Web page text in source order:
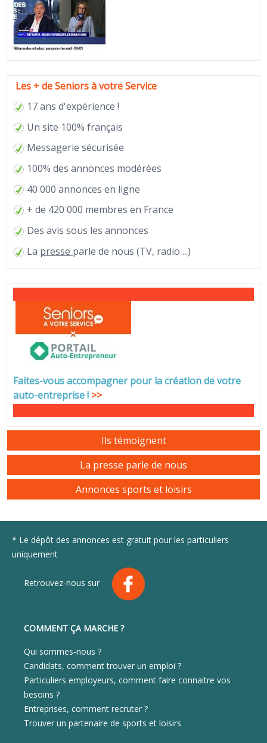
Les + de Seniors à votre Service
17 ans d'expérience !
Un site 100% français
Messagerie sécurisée
100% des annonces modérées
40 000 annonces en ligne
+ de 420 000 membres en France
Des avis sous les annonces
La presse parle de nous (TV, radio ...)
Faites-vous accompagner pour la création de votre
auto-entreprise! >>
Ils témoignent
La presse parle de nous
Annonces sports et loisirs
* Le dépôt des annonces est gratuit pour les particuliers
uniquement
Retrouvez-nous sur
COMMENT ÇA MARCHE ?
Qui sommes-nous ?
Candidats, comment trouver un emploi ?
Particuliers employeurs, comment faire connaitre vos
besoins ?
Entreprises, comment recruter ?
Trouver un partenaire de sports et loisirs